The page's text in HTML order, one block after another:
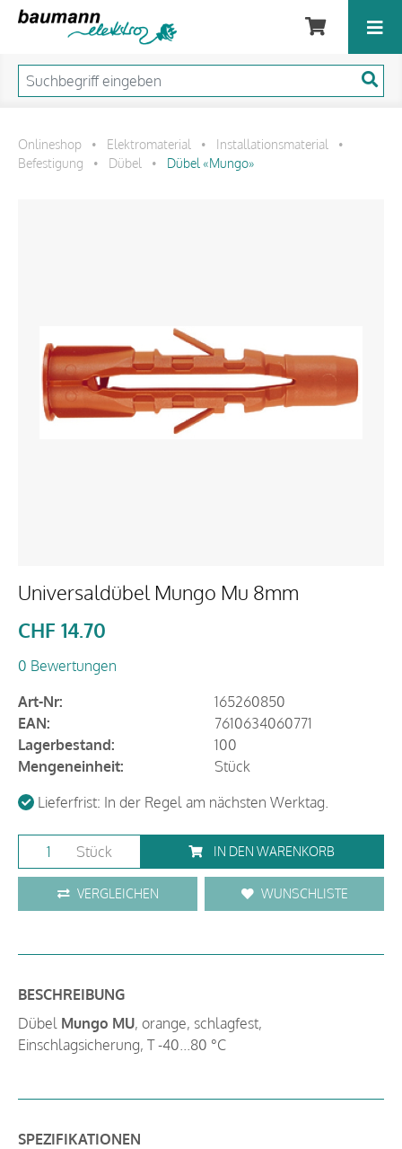
Onlineshop • Elektromaterial • Installationsmaterial
•
Befestigung
• Dübel • Dübel «Mungo»
Universaldübel Mungo Mu 8mm
CHF 14.70
0 Bewertungen
Art-Nr:
165260850
EAN:
7610634060771
Lagerbestand:
100
Mengeneinheit:
Stück
Lieferfrist: In der Regel am nächsten Werktag.
Stück IN DEN WARENKORB
VERGLEICHEN WUNSCHLISTE
BESCHREIBUNG
Dübel Mungo MU, orange, schlagfest,
Einschlagsicherung, T -40...80 °C
SPEZIFIKATIONEN